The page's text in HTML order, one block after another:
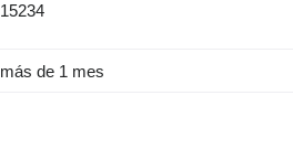
15234
más de 1 mes